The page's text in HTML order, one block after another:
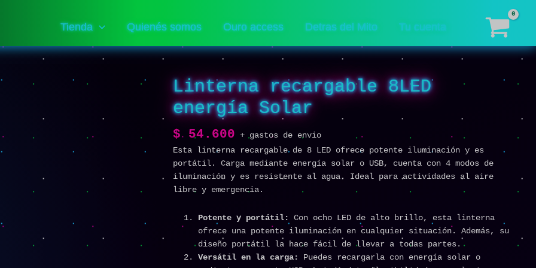
Tienda Quienés somos Ouro access Detras del Mito Tu cuenta
Linterna recargable 8LED
energía Solar
$54.600 + gastos de envio
Esta linterna recargable de 8 LED ofrece potente iluminación y es
portátil. Carga mediante energía solar o USB, cuenta con 4 modos de
iluminación y es resistente al agua. Ideal para actividades al aire
libre y emergencia.
Potente y portátil:
Con ocho LED de alto brillo, esta linterna
ofrece una potente iluminación en cualquier situación. Además, su
diseño portátil la hace fácil de llevar a todas partes.
Versátil en la carga:
Puedes recargarla con energía solar o